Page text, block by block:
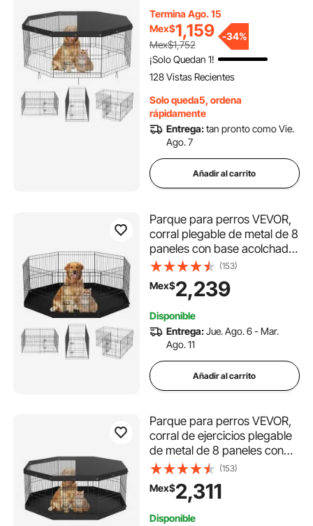
alto, jaula para cachorros con
estacas, corral para interior y
exterior para mascotas
pequeñas y medianas, ideal
para acampar y patio.
Termina Ago. 15
Mex$1,159
Mex$1,752
-34%
¡Solo Quedan 1!
128 Vistas Recientes
Solo queda5, ordena
rápidamente
Entrega:tan pronto como Vie.
Ago. 7
Añadir al carrito
Parque para perros VEVOR,
corral plegable de metal de 8
paneles con base acolchada,
jaula para cachorros de 61
cm de alto con estacas para
el suelo, corral para perros
mascotas pequeñas y
medianas, para acampar y
para el jardín.
(153)
Mex$2,239
Disponible
Entrega:Jue. Ago. 6 - Mar.
Ago. 11
Añadir al carrito
Parque para perros VEVOR,
corral de ejercicios plegable
de metal de 8 paneles con
cubierta superior y
almohadilla inferior, jaula para
cachorros con valla de 61 cm
(153)
Mex$2,311
Disponible